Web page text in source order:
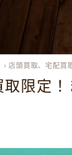
› 店頭買取、宅配買
限定